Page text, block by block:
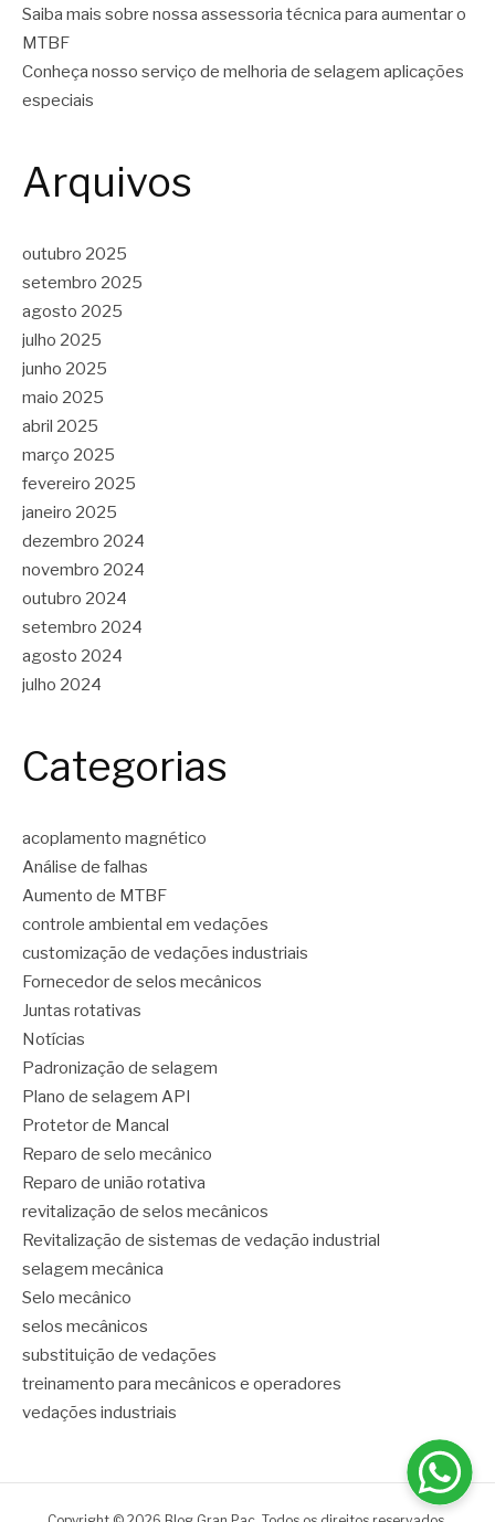
Saiba mais sobre nossa assessoria técnica para aumentar o
MTBF
Conheça nosso serviço de melhoria de selagem aplicações
especiais
Arquivos
outubro 2025
setembro 2025
agosto 2025
julho 2025
junho 2025
maio 2025
abril 2025
março 2025
fevereiro 2025
janeiro 2025
dezembro 2024
novembro 2024
outubro 2024
setembro 2024
agosto 2024
julho 2024
Categorias
acoplamento magnético
Análise de falhas
Aumento de MTBF
controle ambiental em vedações
customização de vedações industriais
Fornecedor de selos mecânicos
Juntas rotativas
Notícias
Padronização de selagem
Plano de selagem API
Protetor de Mancal
Reparo de selo mecânico
Reparo de união rotativa
revitalização de selos mecânicos
Revitalização de sistemas de vedação industrial
selagem mecânica
Selo mecânico
selos mecânicos
substituição de vedações
treinamento para mecânicos e operadores
vedações industriais